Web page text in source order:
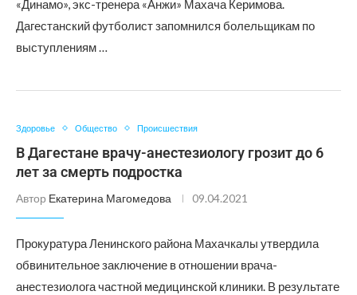
«Динамо», экс-тренера «Анжи» Махача Керимова.
Дагестанский футболист запомнился болельщикам по
выступлениям …
Здоровье Общество Происшествия
В Дагестане врачу-анестезиологу грозит до 6
лет за смерть подростка
Автор Екатерина Магомедова 09.04.2021
Прокуратура Ленинского района Махачкалы утвердила
обвинительное заключение в отношении врача-
анестезиолога частной медицинской клиники. В результате